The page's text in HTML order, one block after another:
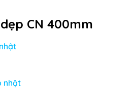
CN 400mm
nhật